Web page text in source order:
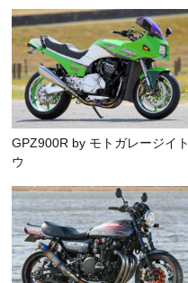
GPZ900R by モトガレージイト
ウ